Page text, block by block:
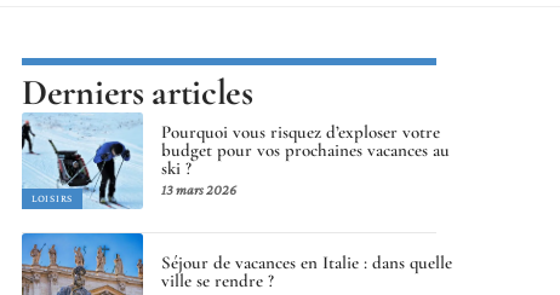
Derniers articles
LOISIRS
Pourquoi vous risquez d’exploser votre
budget pour vos prochaines vacances au
ski ?
13 mars 2026
Séjour de vacances en Italie : dans quelle
ville se rendre ?